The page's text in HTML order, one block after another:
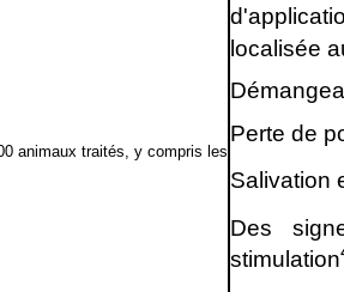
animaux traités, y compris les
localisée
Perte de
Salivation
Des
stimulation